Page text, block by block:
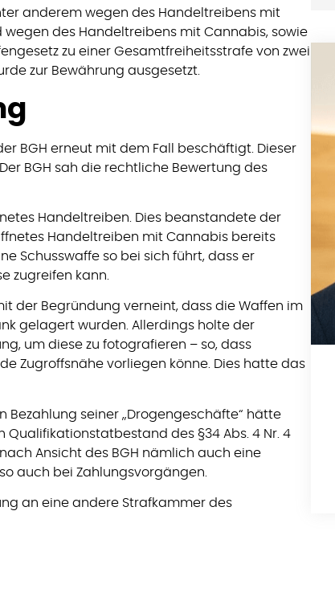
anderem wegen des Handeltreibens mit
des Handeltreibens mit Cannabis, sowie
zu einer Gesamtfreiheitsstrafe von zwei
zur Bewährung ausgesetzt.
BGH erneut mit dem Fall beschäftigt. Dieser
BGH sah die rechtliche Bewertung des
Handeltreiben. Dies beanstandete der
Handeltreiben mit Cannabis bereits
Schusswaffe so bei sich führt, dass er
zugreifen kann.
der Begründung verneint, dass die Waffen im
gelagert wurden. Allerdings holte der
um diese zu fotografieren – so, dass
Zugroffsnähe vorliegen könne. Dies hatte das
Bezahlung seiner „Drogengeschäfte“ hätte
des §34 Abs. 4 Nr. 4
Ansicht des BGH nämlich auch eine
auch bei Zahlungsvorgängen.
an eine andere Strafkammer des